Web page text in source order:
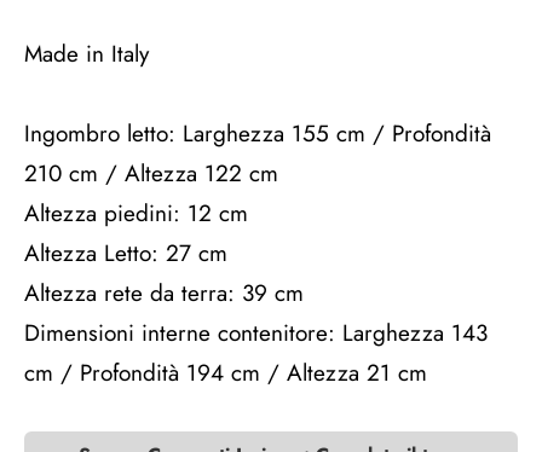
Made in Italy
Ingombro letto: Larghezza 155 cm / Profondità
210 cm / Altezza 122 cm
Altezza piedini: 12 cm
Altezza Letto: 27 cm
Altezza rete da terra: 39 cm
Dimensioni interne contenitore: Larghezza 143
cm / Profondità 194 cm / Altezza 21 cm